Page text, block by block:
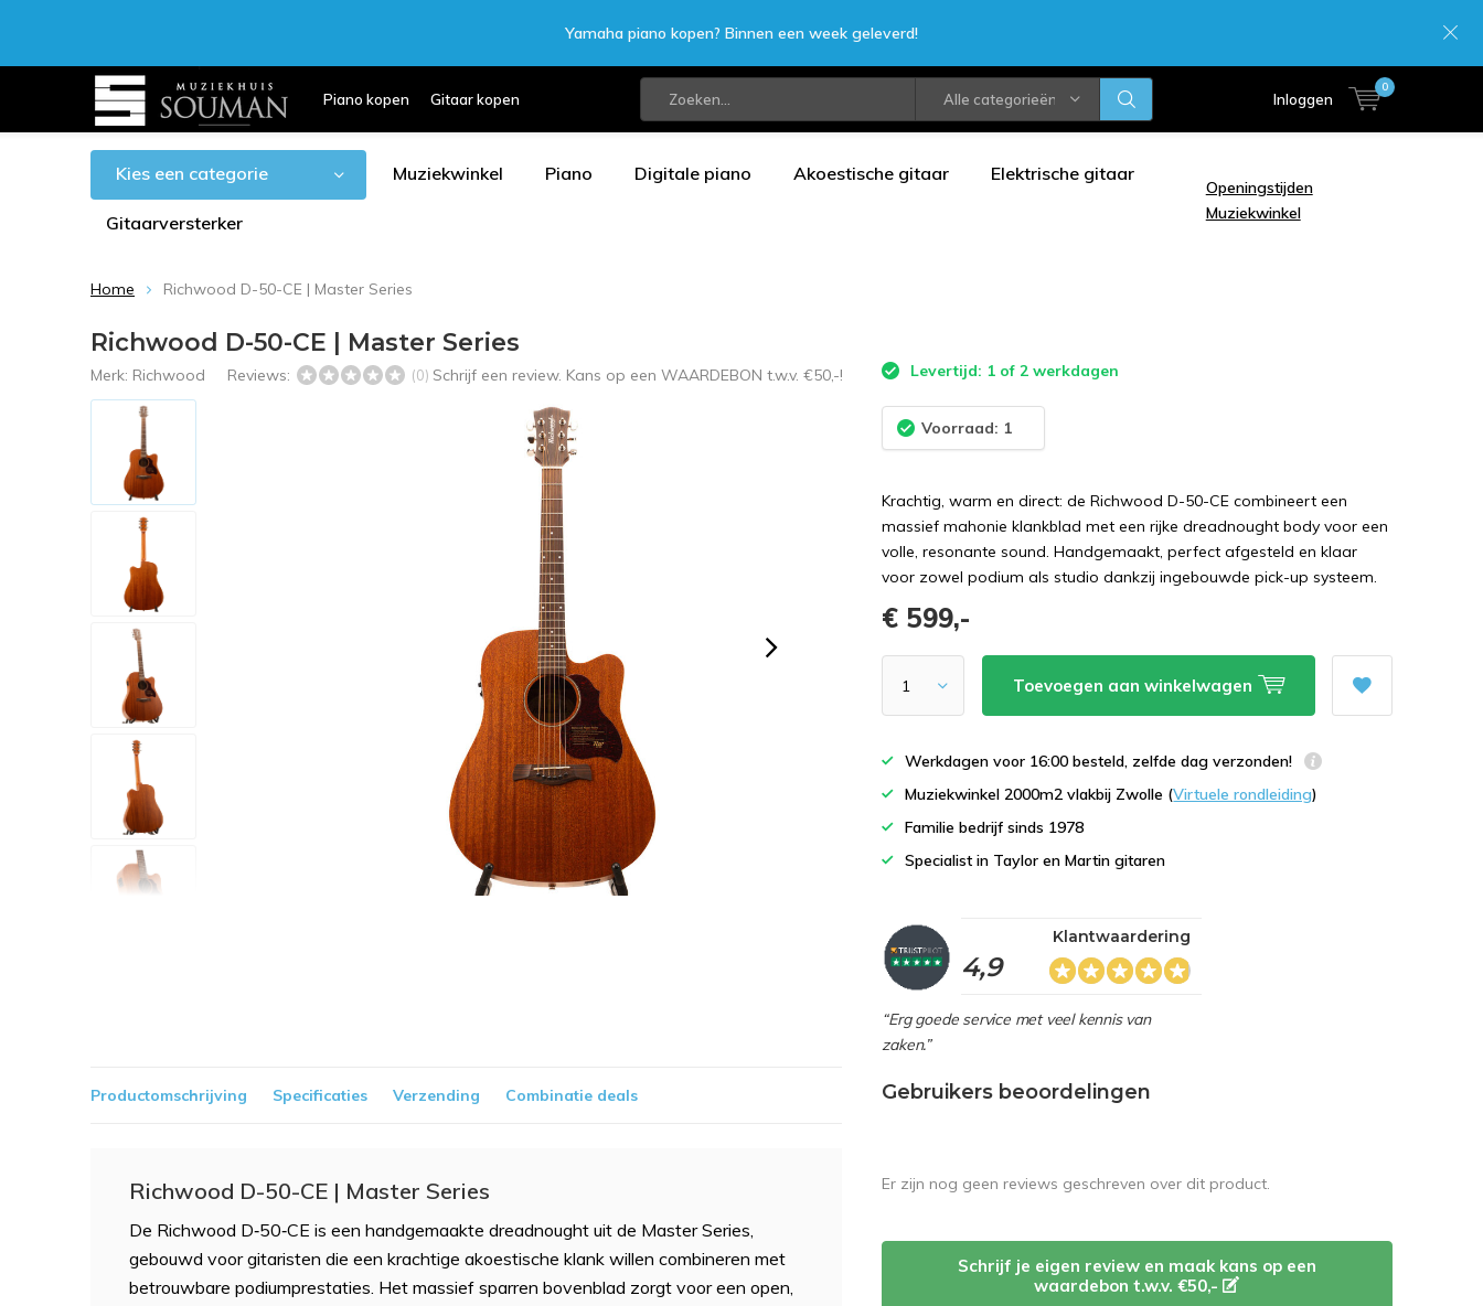
Piano kopen Gitaar kopen Alle categorieën Inloggen
0
Yamaha piano kopen? Binnen een week geleverd!
Kies een categorie Muziekwinkel Piano Digitale piano Akoestische gitaar Elektrische gitaar
Gitaarversterker
Openingstijden
Muziekwinkel
Home Richwood D-50-CE | Master Series
Richwood D-50-CE | Master Series
Merk: Richwood Reviews: (0) Schrijf een review. Kans op een WAARDEBON t.w.v. €50,-! Levertijd: 1 of 2 werkdagen
Voorraad: 1
Krachtig, warm en direct: de Richwood D-50-CE combineert een
massief mahonie klankblad met een rijke dreadnought body voor een
volle, resonante sound. Handgemaakt, perfect afgesteld en klaar
voor zowel podium als studio dankzij ingebouwde pick-up systeem.
€ 599,-
Toevoegen aan winkelwagen
Werkdagen voor 16:00 besteld, zelfde dag verzonden!
Muziekwinkel 2000m2 vlakbij Zwolle (Virtuele rondleiding)
Familie bedrijf sinds 1978
Specialist in Taylor en Martin gitaren
4,9
Klantwaardering
“Erg goede service met veel kennis van
zaken.”
Productomschrijving Specificaties Verzending Combinatie deals
Richwood D-50-CE | Master Series
De Richwood D‑50‑CE is een handgemaakte dreadnought uit de Master Series,
gebouwd voor gitaristen die een krachtige akoestische klank willen combineren met
betrouwbare podiumprestaties. Het massief sparren bovenblad zorgt voor een open,
Gebruikers beoordelingen
Er zijn nog geen reviews geschreven over dit product.
Schrijf je eigen review en maak kans op een
waardebon t.w.v. €50,-